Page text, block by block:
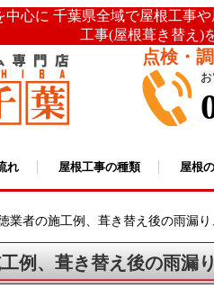
心に 千葉県全域で屋根工事
工事(屋根葺き替え)
点検・
れ 屋根工事の種類 屋根
業者の施工例、葺き替え後の雨漏
例、葺き替え後の雨漏